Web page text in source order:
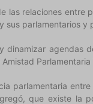
relaciones
sus parlamentarios y
agendas
Parlamentaria
parlamentaria
que existe la